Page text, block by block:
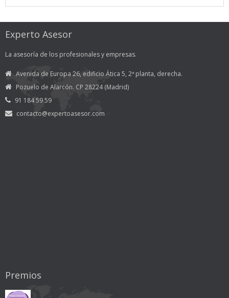
Experto Asesor
La asesoría de los profesionales y empresas.
Avenida de Europa 26, edificio Ática 5, 2ª planta, derecha.
Pozuelo de Alarcón. CP 28224 (Madrid)
91 184 59 59
contacto@expertoasesor.com
Premios